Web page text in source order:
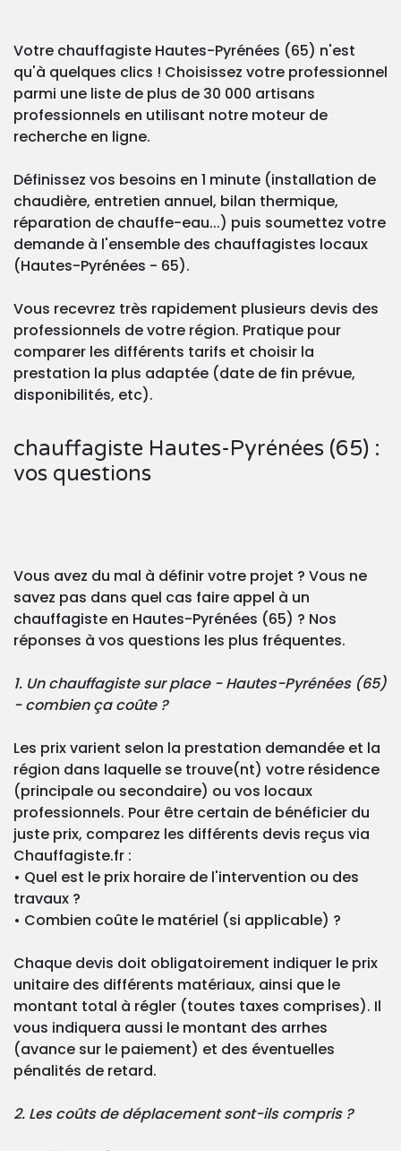
Votre chauffagiste Hautes-Pyrénées (65) n'est
qu'à quelques clics ! Choisissez votre professionnel
parmi une liste de plus de 30 000 artisans
professionnels en utilisant notre moteur de
recherche en ligne.
Définissez vos besoins en 1 minute (installation de
chaudière, entretien annuel, bilan thermique,
réparation de chauffe-eau...) puis soumettez votre
demande à l'ensemble des chauffagistes locaux
(Hautes-Pyrénées - 65).
Vous recevrez très rapidement plusieurs devis des
professionnels de votre région. Pratique pour
comparer les différents tarifs et choisir la
prestation la plus adaptée (date de fin prévue,
disponibilités, etc).
chauffagiste Hautes-Pyrénées (65) :
vos questions
Vous avez du mal à définir votre projet ? Vous ne
savez pas dans quel cas faire appel à un
chauffagiste en Hautes-Pyrénées (65) ? Nos
réponses à vos questions les plus fréquentes.
1. Un chauffagiste sur place - Hautes-Pyrénées (65)
- combien ça coûte ?
Les prix varient selon la prestation demandée et la
région dans laquelle se trouve(nt) votre résidence
(principale ou secondaire) ou vos locaux
professionnels. Pour être certain de bénéficier du
juste prix, comparez les différents devis reçus via
Chauffagiste.fr :
• Quel est le prix horaire de l'intervention ou des
travaux ?
• Combien coûte le matériel (si applicable) ?
Chaque devis doit obligatoirement indiquer le prix
unitaire des différents matériaux, ainsi que le
montant total à régler (toutes taxes comprises). Il
vous indiquera aussi le montant des arrhes
(avance sur le paiement) et des éventuelles
pénalités de retard.
2. Les coûts de déplacement sont-ils compris ?